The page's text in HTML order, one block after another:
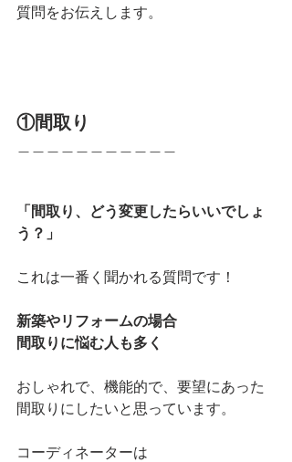
質問をお伝えします。
①間取り
「間取り、どう変更したらいいでしょ
う？」
これは一番く聞かれる質問です！
新築やリフォームの場合
間取りに悩む人も多く
おしゃれで、機能的で、要望にあった
間取りにしたいと思っています。
コーディネーターは